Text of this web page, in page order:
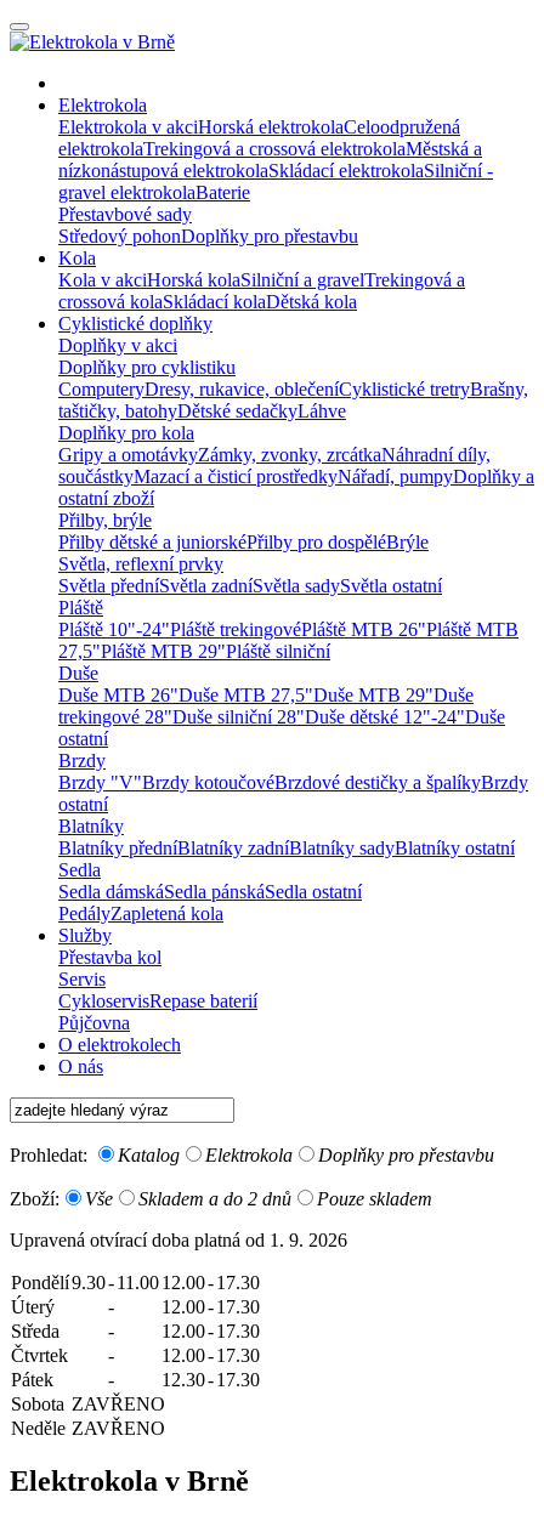
Elektrokola
Elektrokola v akciHorská elektrokolaCeloodpružená
elektrokolaTrekingová a crossová elektrokolaMěstská a
nízkonástupová elektrokolaSkládací elektrokolaSilniční -
gravel elektrokolaBaterie
Přestavbové sady
Středový pohonDoplňky pro přestavbu
Kola
Kola v akciHorská kolaSilniční a gravelTrekingová a
crossová kolaSkládací kolaDětská kola
Cyklistické doplňky
Doplňky v akci
Doplňky pro cyklistiku
ComputeryDresy, rukavice, oblečeníCyklistické tretryBrašny,
taštičky, batohyDětské sedačkyLáhve
Doplňky pro kola
Gripy a omotávkyZámky, zvonky, zrcátkaNáhradní díly,
součástkyMazací a čisticí prostředkyNářadí, pumpyDoplňky a
ostatní zboží
Přilby, brýle
Přilby dětské a juniorskéPřilby pro dospěléBrýle
Světla, reflexní prvky
Světla předníSvětla zadníSvětla sadySvětla ostatní
Pláště
Pláště 10"-24"Pláště trekingovéPláště MTB 26"Pláště MTB
27,5"Pláště MTB 29"Pláště silniční
Duše
Duše MTB 26"Duše MTB 27,5"Duše MTB 29"Duše
trekingové 28"Duše silniční 28"Duše dětské 12"-24"Duše
ostatní
Brzdy
Brzdy "V"Brzdy kotoučovéBrzdové destičky a špalíkyBrzdy
ostatní
Blatníky
Blatníky předníBlatníky zadníBlatníky sadyBlatníky ostatní
Sedla
Sedla dámskáSedla pánskáSedla ostatní
PedályZapletená kola
Služby
Přestavba kol
Servis
CykloservisRepase baterií
Půjčovna
O elektrokolech
O nás
Prohledat: Katalog Elektrokola Doplňky pro přestavbu
Zboží: Vše Skladem a do 2 dnů
Pouze skladem
Upravená otvírací doba platná od 1. 9. 2026
Pondělí9.30-11.0012.00-17.30
Úterý
- 12.00-17.30
Středa
- 12.00-17.30
Čtvrtek
- 12.00-17.30
Pátek
- 12.30-17.30
Sobota ZAVŘENO
Neděle ZAVŘENO
Elektrokola v Brně